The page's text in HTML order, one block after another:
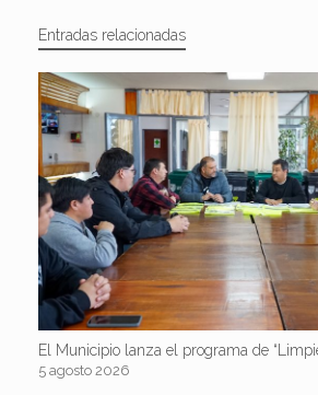
Entradas relacionadas
El Municipio lanza el programa de
5 agosto 2026